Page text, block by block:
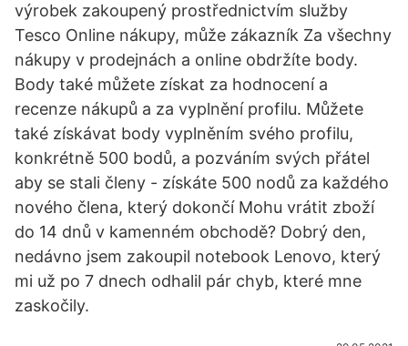
výrobek zakoupený prostřednictvím služby
Tesco Online nákupy, může zákazník Za všechny
nákupy v prodejnách a online obdržíte body.
Body také můžete získat za hodnocení a
recenze nákupů a za vyplnění profilu. Můžete
také získávat body vyplněním svého profilu,
konkrétně 500 bodů, a pozváním svých přátel
aby se stali členy - získáte 500 nodů za každého
nového člena, který dokončí Mohu vrátit zboží
do 14 dnů v kamenném obchodě? Dobrý den,
nedávno jsem zakoupil notebook Lenovo, který
mi už po 7 dnech odhalil pár chyb, které mne
zaskočily.